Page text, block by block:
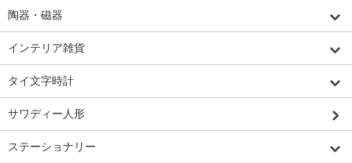
陶器・磁器
インテリア雑貨
タイ文字時計
サワディー人形
ステーショナリー